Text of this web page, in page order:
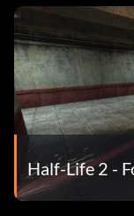
Half-Life 2 -